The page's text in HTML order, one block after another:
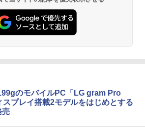
のモバイルPC「LG gram Pro
プレイ搭載2モデルをはじめとする
売